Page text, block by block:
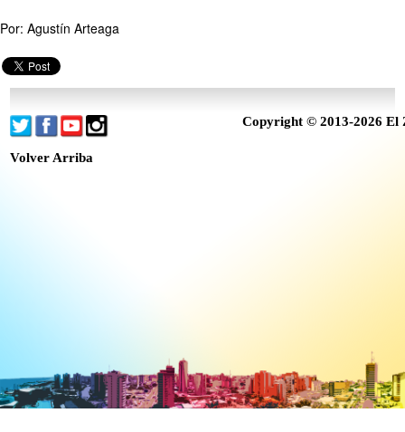
Por: Agustín Arteaga
Copyright © 2013-2026 El
Volver Arriba